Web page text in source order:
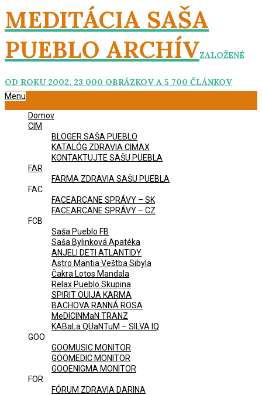
Skip
to
content
MEDITÁCIA SAŠA
PUEBLO ARCHÍVZALOŽENÉ
OD ROKU 2002, 23 000 OBRÁZKOV A 5 700 ČLÁNKOV
Primary
Menu
Domov
CIM
BLOGER SAŠA PUEBLO
KATALÓG ZDRAVIA CIMAX
KONTAKTUJTE SAŠU PUEBLA
FAR
FARMA ZDRAVIA SAŠU PUEBLA
FAC
FACEARCANE SPRÁVY – SK
FACEARCANE SPRÁVY – CZ
FCB
Saša Pueblo FB
Saša Bylinková Apatéka
ANJELI DETI ATLANTIDY
Astro Mantia Veštba Sibyla
Čakra Lotos Mandala
Relax Pueblo Skupina
SPIRIT OUIJA KARMA
BACHOVA RANNÁ ROSA
MeDICINMaN TRANZ
KABaLa QUaNTuM – SILVA IQ
GOO
GOOMUSIC MONITOR
GOOMEDIC MONITOR
GOOENIGMA MONITOR
FOR
FÓRUM ZDRAVIA DARINA